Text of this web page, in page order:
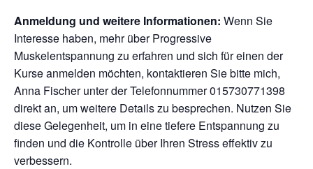
Anmeldung und weitere Informationen: Wenn Sie
Interesse haben, mehr über Progressive
Muskelentspannung zu erfahren und sich für einen der
Kurse anmelden möchten, kontaktieren Sie bitte mich,
Anna Fischer unter der Telefonnummer 015730771398
direkt an, um weitere Details zu besprechen. Nutzen Sie
diese Gelegenheit, um in eine tiefere Entspannung zu
finden und die Kontrolle über Ihren Stress effektiv zu
verbessern.